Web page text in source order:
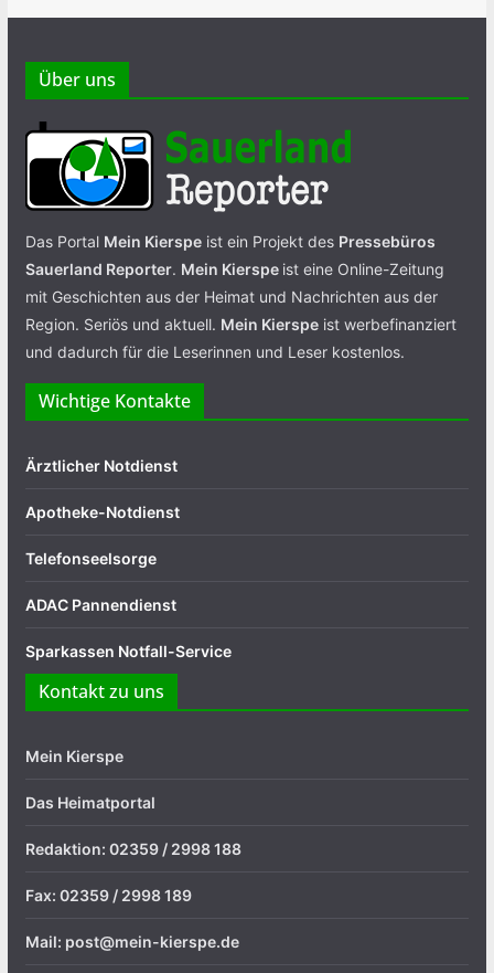
Über uns
Das Portal Mein Kierspeist ein Projekt des Pressebüros
Sauerland Reporter. Mein Kierspe ist eine Online-Zeitung
mit Geschichten aus der Heimat und Nachrichten aus der
Region. Seriös und aktuell. Mein Kierspeist werbefinanziert
und dadurch für die Leserinnen und Leser kostenlos.
Wichtige Kontakte
Ärztlicher Notdienst
Apotheke-Notdienst
Telefonseelsorge
ADAC Pannendienst
Sparkassen Notfall-Service
Kontakt zu uns
Mein Kierspe
Das Heimatportal
Redaktion: 02359 / 2998 188
Fax: 02359 / 2998 189
Mail: post@mein-kierspe.de